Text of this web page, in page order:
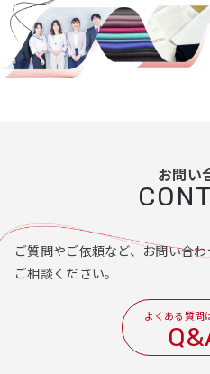
お問い
ご質問やご依頼など、お問い合
ご相談ください。
よくある質問